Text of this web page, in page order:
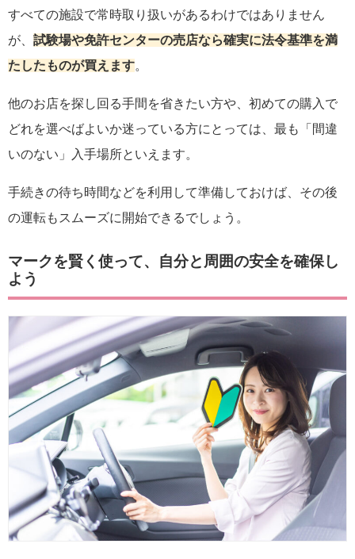
すべての施設で常時取り扱いがあるわけではありません
が、 試験場や免許センターの売店なら確実に法令基準を満
たしたものが買えます。
他のお店を探し回る手間を省きたい方や、初めての購入で
どれを選べばよいか迷っている方にとっては、最も「間違
いのない」入手場所といえます。
手続きの待ち時間などを利用して準備しておけば、その後
の運転もスムーズに開始できるでしょう。
マークを賢く使って、自分と周囲の安全を確保し
よう